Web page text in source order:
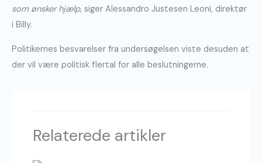
som ønsker hjælp, siger Alessandro Justesen Leoni, direktør
i Billy.
Politikernes besvarelser fra undersøgelsen viste desuden at
der vil være politisk flertal for alle beslutningerne.
Relaterede artikler